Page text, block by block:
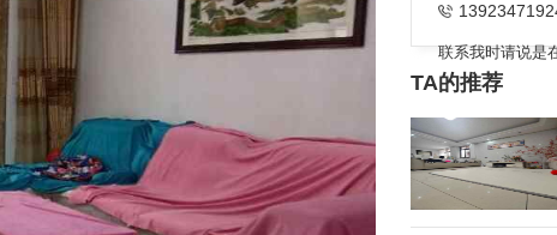
联系我时请说是
TA的推荐